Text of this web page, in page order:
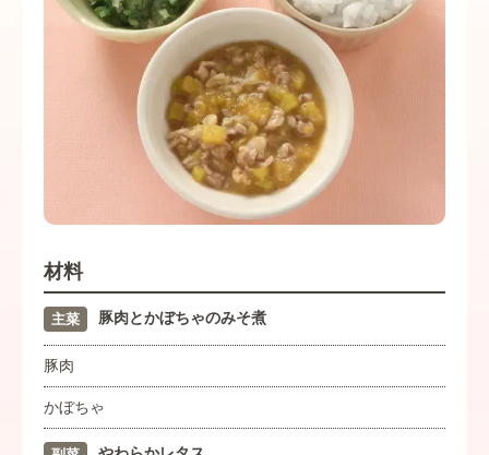
材料
主菜 豚肉とかぼちゃのみそ煮
豚肉
かぼちゃ